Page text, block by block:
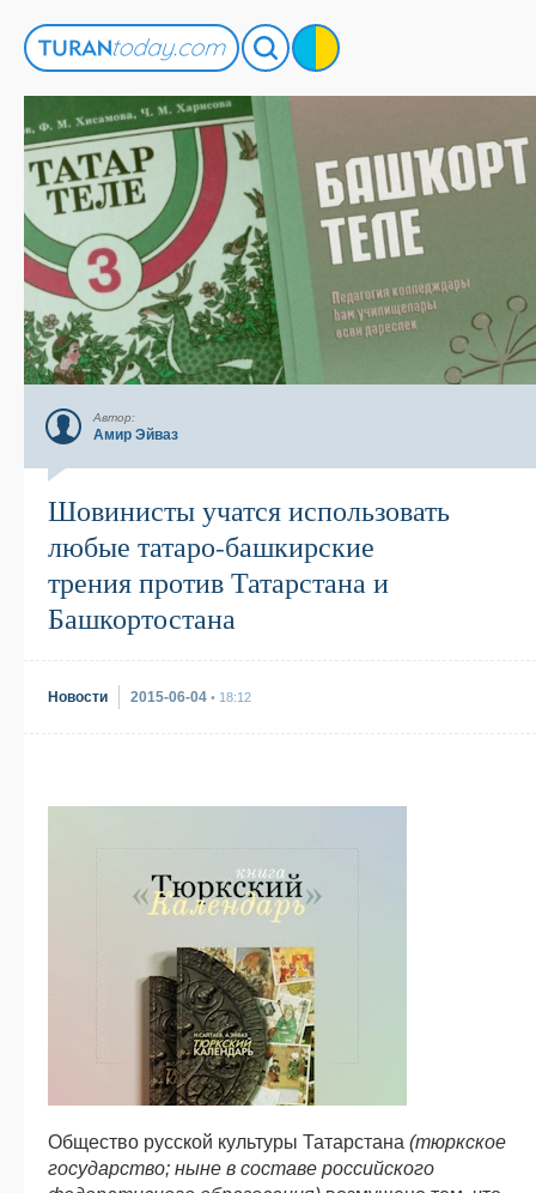
Автор:
Амир Эйваз
Шовинисты учатся использовать
любые татаро-башкирские
трения против Татарстана и
Башкортостана
Новости 2015-06-04 • 18:12
Общество русской культуры Татарстана (тюркское
государство; ныне в составе российского